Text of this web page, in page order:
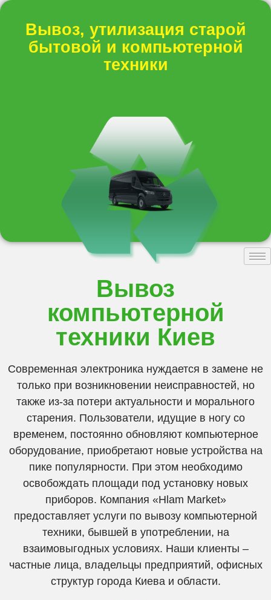
Вывоз, утилизация старой
бытовой и компьютерной
техники
Вывоз
компьютерной
техники Киев
Современная электроника нуждается в замене не
только при возникновении неисправностей, но
также из-за потери актуальности и морального
старения. Пользователи, идущие в ногу со
временем, постоянно обновляют компьютерное
оборудование, приобретают новые устройства на
пике популярности. При этом необходимо
освобождать площади под установку новых
приборов. Компания «Hlam Market»
предоставляет услуги по вывозу компьютерной
техники, бывшей в употреблении, на
взаимовыгодных условиях. Наши клиенты –
частные лица, владельцы предприятий, офисных
структур города Киева и области.